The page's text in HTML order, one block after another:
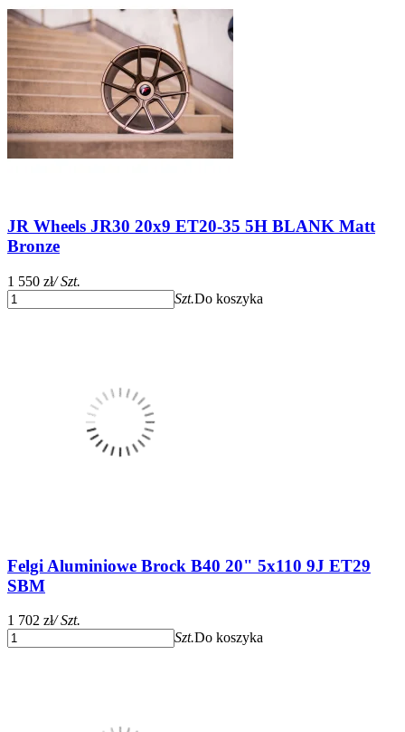
JR Wheels JR30 20x9 ET20-35 5H BLANK Matt
Bronze
1 550 zł/ Szt.
Szt.Do koszyka
Felgi Aluminiowe Brock B40 20" 5x110 9J ET29
SBM
1 702 zł/ Szt.
Szt.Do koszyka